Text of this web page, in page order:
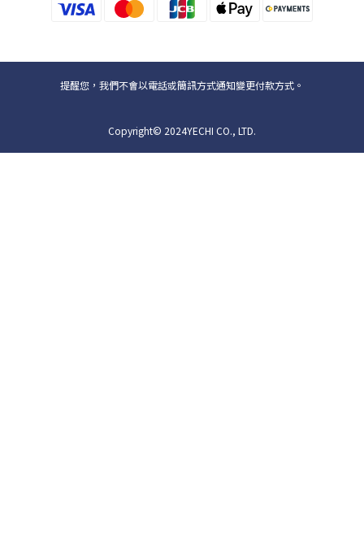
提醒您，我們不會以電話或簡訊方式通知變更付款方式。
Copyright© 2024YECHI CO., LTD.